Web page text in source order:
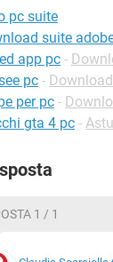
pc suite
suite
app pc -
pc -
per pc -
gta 4 pc -
1 / 1